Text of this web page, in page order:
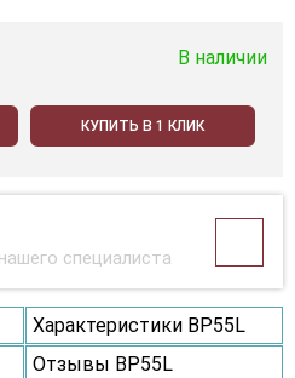
В наличии
КУПИТЬ В 1 КЛИК
специалиста
Характеристики BP55L
Отзывы BP55L